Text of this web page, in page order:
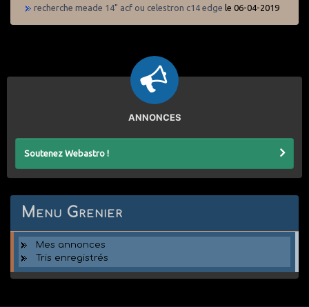
recherche meade 14" acf ou celestron c14 edge le 06-04-2019
ANNONCES
Soutenez Webastro !
Menu Grenier
Mes annonces
Tris enregistrés